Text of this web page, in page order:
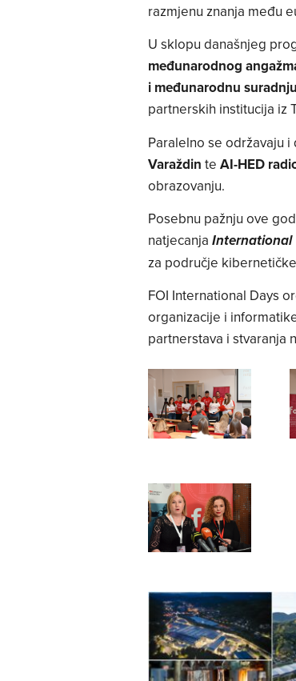
razmjenu znanja među
U sklopu današnjeg
međunarodnog
i međunarodnu
partnerskih institucija iz
Paralelno se održavaju
Varaždin te AI-HED
obrazovanju.
Posebnu pažnju ove
natjecanja International
za područje
FOI International Days
organizacije i
partnerstava i stvaranja